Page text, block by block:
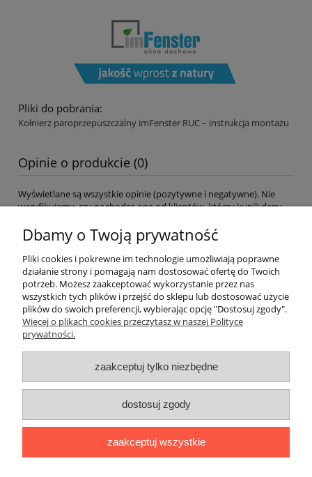
Pliki do pobrania:
Kołnierz paroprzepuszczalny imFenster RUC – instrukcja montażu
Opinie o produkcie (0)
Wyświetlane są wszystkie opinie (pozytywne i negatywne). Nie
weryfikujemy, czy pochodzą one od klientów, którzy kupili dany
Pomoc
Okna dachowe
Płatności i dostawa
Informacje
O nas
Dbamy o Twoją prywatność
Pliki cookies i pokrewne im technologie umożliwiają poprawne
działanie strony i pomagają nam dostosować ofertę do Twoich
potrzeb. Możesz zaakceptować wykorzystanie przez nas
wszystkich tych plików i przejść do sklepu lub dostosować użycie
plików do swoich preferencji, wybierając opcję "Dostosuj zgody".
Więcej o plikach cookies przeczytasz w naszej Polityce
prywatności.
zaakceptuj tylko niezbędne
dostosuj zgody
zaakceptuj wszystkie